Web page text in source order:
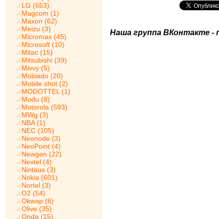
LG (653)
Magcom (1)
Maxon (62)
Meizu (3)
Micromax (45)
Microsoft (10)
Mitac (15)
Mitsubishi (39)
Mivvy (5)
Mobiado (20)
Mobile shot (2)
MODOTTEL (1)
Modu (8)
Motorola (593)
MWg (3)
NBA (1)
NEC (105)
Neonode (3)
NeoPoint (4)
Newgen (22)
Nextel (4)
Nintaus (3)
Nokia (601)
Nortel (3)
O2 (54)
Okwap (6)
Olive (35)
Onda (15)
Наша группа ВКонтакте -